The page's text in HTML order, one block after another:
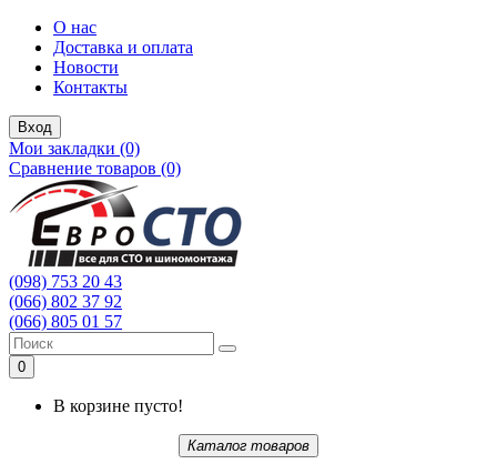
О нас
Доставка и оплата
Новости
Контакты
Вход
Мои закладки (0)
Сравнение товаров (0)
(098) 753 20 43
(066) 802 37 92
(066) 805 01 57
0
В корзине пусто!
Каталог товаров